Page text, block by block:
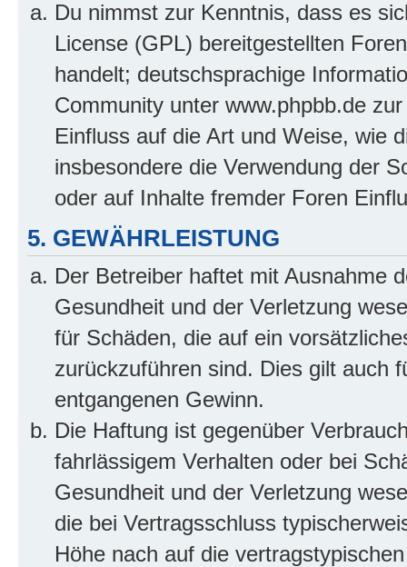
Du nimmst zur Kenntnis, dass es
License (GPL) bereitgestellten
handelt; deutschsprachige
Community unter www.phpbb.de
Einfluss auf die Art und Weise, wie
insbesondere die Verwendung der
oder auf Inhalte fremder Foren
5. GEWÄHRLEISTUNG
Der Betreiber haftet mit Ausnahme
Gesundheit und der Verletzung
für Schäden, die auf ein
zurückzuführen sind. Dies gilt auch
entgangenen Gewinn.
Die Haftung ist gegenüber
fahrlässigem Verhalten oder bei
Gesundheit und der Verletzung
die bei Vertragsschluss
Höhe nach auf die